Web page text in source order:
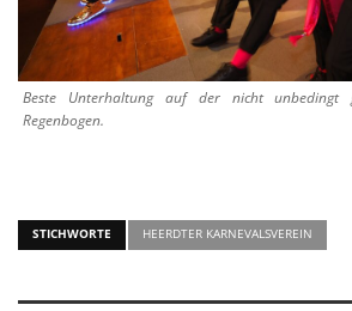
Beste Unterhaltung auf der nicht unbedingt
Regenbogen.
STICHWORTE HEERDTER KARNEVALSVEREIN